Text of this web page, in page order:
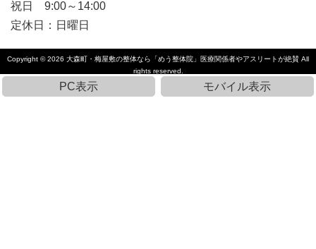
祝日 9:00～14:00
定休日：日曜日
Copyright © 2026 大森町・梅屋敷の整体なら「めう整体院」医療関係者やアスリートが絶賛 All
rights reserved.
PC表示 モバイル表示